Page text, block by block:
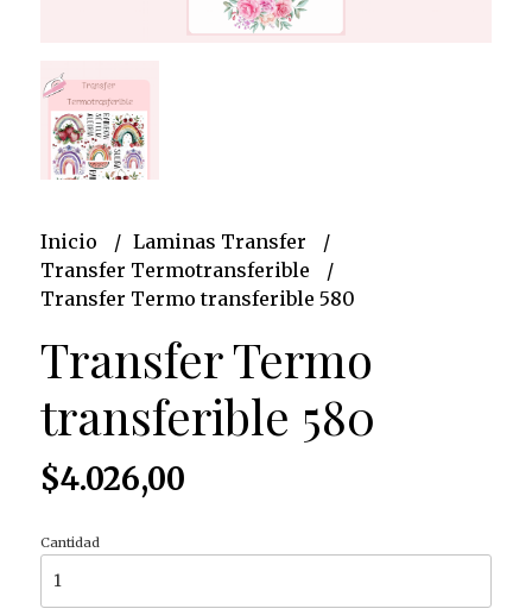
Inicio
Laminas Transfer
Transfer Termotransferible
Transfer Termo transferible 580
Transfer Termo
transferible 580
$4.026,00
Cantidad